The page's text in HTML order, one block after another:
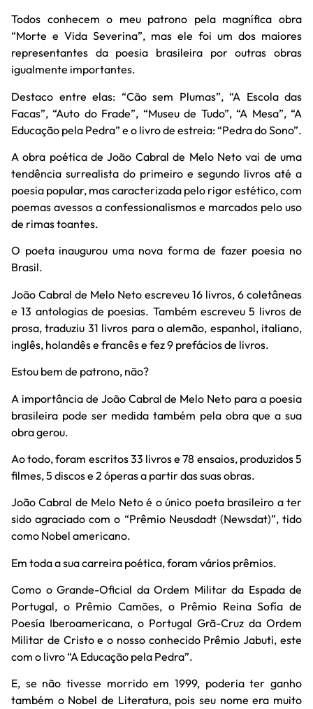
Todos conhecem o meu patrono pela magnífica obra
“Morte e Vida Severina”, mas ele foi um dos maiores
representantes da poesia brasileira por outras obras
igualmente importantes.
Destaco entre elas: “Cão sem Plumas”, “A Escola das
Facas”, “Auto do Frade”, “Museu de Tudo”, “A Mesa”, “A
Educação pela Pedra” e o livro de estreia: “Pedra do Sono”.
A obra poética de João Cabral de Melo Neto vai de uma
tendência surrealista do primeiro e segundo livros até a
poesia popular, mas caracterizada pelo rigor estético, com
poemas avessos a confessionalismos e marcados pelo uso
de rimas toantes.
O poeta inaugurou uma nova forma de fazer poesia no
Brasil.
João Cabral de Melo Neto escreveu 16 livros, 6 coletâneas
e 13 antologias de poesias. Também escreveu 5 livros de
prosa, traduziu 31 livros para o alemão, espanhol, italiano,
inglês, holandês e francês e fez 9 prefácios de livros.
Estou bem de patrono, não?
A importância de João Cabral de Melo Neto para a poesia
brasileira pode ser medida também pela obra que a sua
obra gerou.
Ao todo, foram escritos 33 livros e 78 ensaios, produzidos 5
filmes, 5 discos e 2 óperas a partir das suas obras.
João Cabral de Melo Neto é o único poeta brasileiro a ter
sido agraciado com o “Prêmio Neusdadt (Newsdat)”, tido
como Nobel americano.
Em toda a sua carreira poética, foram vários prêmios.
Como o Grande-Oficial da Ordem Militar da Espada de
Portugal, o Prêmio Camões, o Prêmio Reina Sofía de
Poesía Iberoamericana, o Portugal Grã-Cruz da Ordem
Militar de Cristo e o nosso conhecido Prêmio Jabuti, este
com o livro “A Educação pela Pedra”.
E, se não tivesse morrido em 1999, poderia ter ganho
também o Nobel de Literatura, pois seu nome era muito